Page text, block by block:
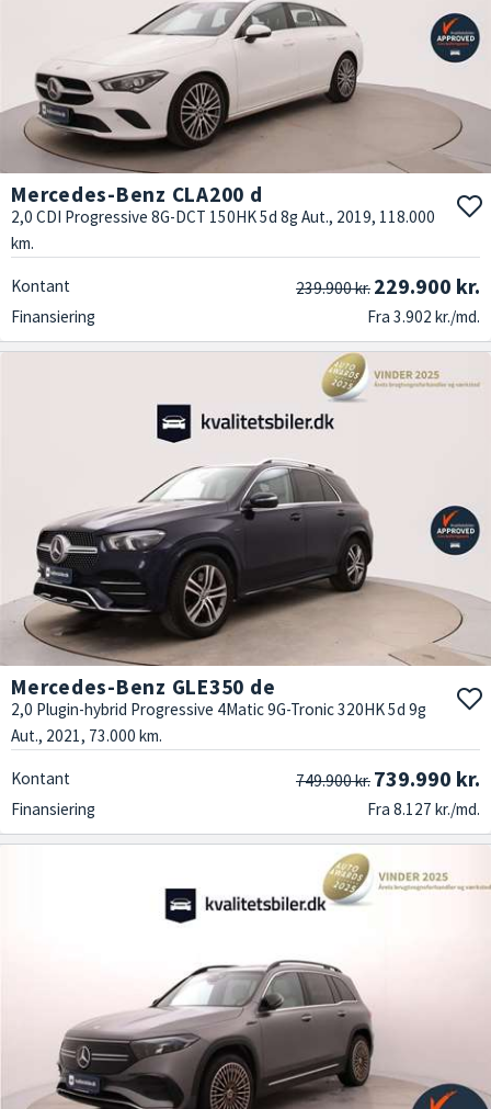
Mercedes-Benz CLA200 d
2,0 CDI Progressive 8G-DCT 150HK 5d 8g Aut., 2019, 118.000
km.
Kontant 239.900 kr. 229.900 kr.
Finansiering Fra 3.902 kr./md.
Mercedes-Benz GLE350 de
2,0 Plugin-hybrid Progressive 4Matic 9G-Tronic 320HK 5d 9g
Aut., 2021, 73.000 km.
Kontant 749.900 kr. 739.990 kr.
Finansiering Fra 8.127 kr./md.